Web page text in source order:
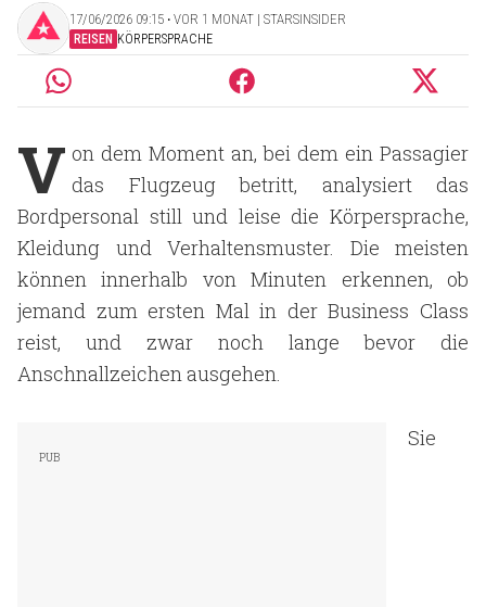
17/06/2026 09:15 ‧ VOR 1 MONAT | STARSINSIDER
REISEN KÖRPERSPRACHE
V on dem Moment an, bei dem ein Passagier
das Flugzeug betritt, analysiert das
Bordpersonal still und leise die Körpersprache,
Kleidung und Verhaltensmuster. Die meisten
können innerhalb von Minuten erkennen, ob
jemand zum ersten Mal in der Business Class
reist, und zwar noch lange bevor die
Anschnallzeichen ausgehen.
Sie